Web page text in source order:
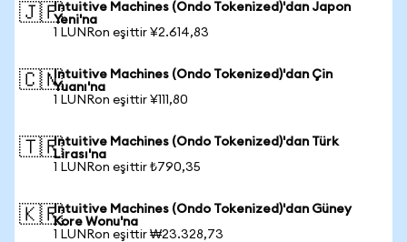
🇯🇵Intuitive Machines (Ondo Tokenized)'dan Japon
Yeni'na
1 LUNRon eşittir ¥2.614,83
🇨🇳Intuitive Machines (Ondo Tokenized)'dan Çin
Yuanı'na
1 LUNRon eşittir ¥111,80
🇹🇷Intuitive Machines (Ondo Tokenized)'dan Türk
Lirası'na
1 LUNRon eşittir ₺790,35
🇰🇷Intuitive Machines (Ondo Tokenized)'dan Güney
Kore Wonu'na
1 LUNRon eşittir ₩23.328,73